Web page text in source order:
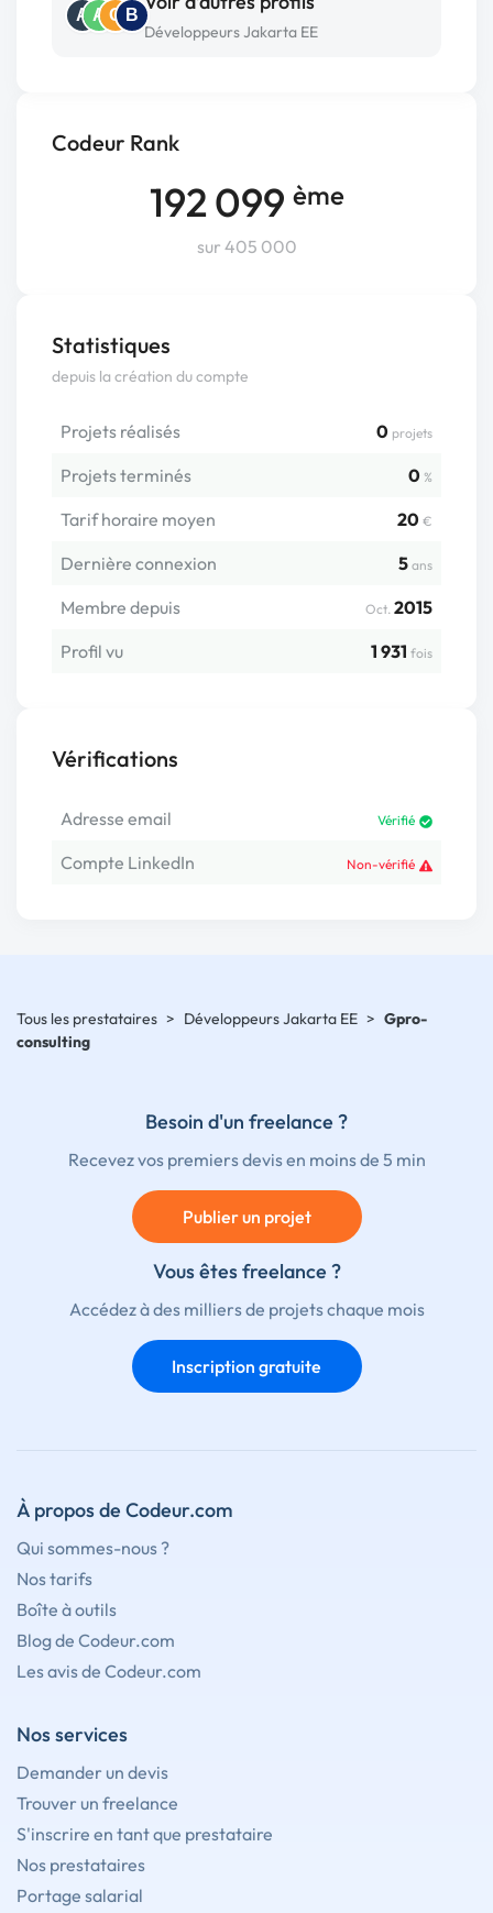
Codeur Rank
192 099 ème
sur 405 000
Statistiques
depuis la création du compte
Projets réalisés 0 projets
Projets terminés 0 %
Tarif horaire moyen 20 €
Dernière connexion 5 ans
Membre depuis Oct. 2015
Profil vu
1 931 fois
Vérifications
Adresse email Vérifié
Compte LinkedIn Non-vérifié
A A O B
Développeurs Jakarta EE
Tous les prestataires > Développeurs Jakarta EE > Gpro-
consulting
Besoin d'un freelance ?
Recevez vos premiers devis en moins de 5 min
Publier un projet
Vous êtes freelance ?
Accédez à des milliers de projets chaque mois
Inscription gratuite
À propos de Codeur.com
Qui sommes-nous ?
Nos tarifs
Boîte à outils
Blog de Codeur.com
Les avis de Codeur.com
Nos services
Demander un devis
Trouver un freelance
S'inscrire en tant que prestataire
Nos prestataires
Portage salarial